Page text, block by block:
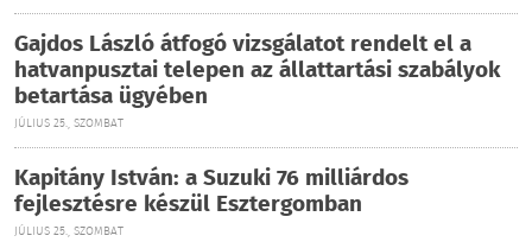
Gajdos László átfogó vizsgálatot rendelt el a
hatvanpusztai telepen az állattartási szabályok
betartása ügyében
JÚLIUS 25., SZOMBAT
Kapitány István: a Suzuki 76 milliárdos
fejlesztésre készül Esztergomban
JÚLIUS 25., SZOMBAT